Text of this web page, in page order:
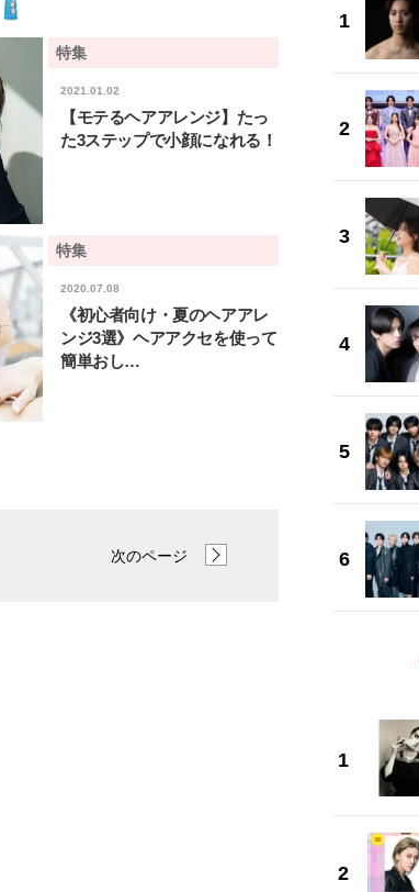
特集
2021.01.02
【モテるヘアアレンジ】たっ
た3ステップで小顔になれる！
特集
2020.07.08
《初心者向け・夏のヘアアレ
ンジ3選》ヘアアクセを使って
簡単おし…
次のページ
「JJモデルオーディション
2027」が募集開始！ 予選ブロッ
クは候補生の“魅力”を重視した
2026.08.03
LIFE STYLE
【新世代J-POPグループ
aoen（アオエン）】自身がアーテ
ィストを目指すきかっけとなった
先輩とは―― 新曲「青春インクレ
LIFE STYLE
バー独占インタビュー②／金子玄
矢「感情をズバーッと言葉にでき
2026.08.07